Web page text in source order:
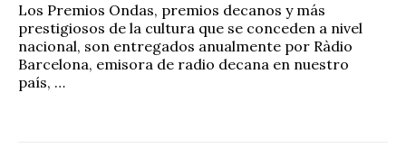
Los Premios Ondas, premios decanos y más
prestigiosos de la cultura que se conceden a nivel
nacional, son entregados anualmente por Ràdio
Barcelona, emisora de radio decana en nuestro
país, …